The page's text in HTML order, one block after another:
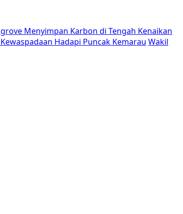
Menyimpan Karbon di Tengah Kenaikan
Hadapi Puncak Kemarau Wakil